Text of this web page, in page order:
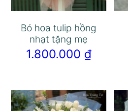
Bó hoa tulip hồng
nhạt tặng mẹ
1.800.000 ₫